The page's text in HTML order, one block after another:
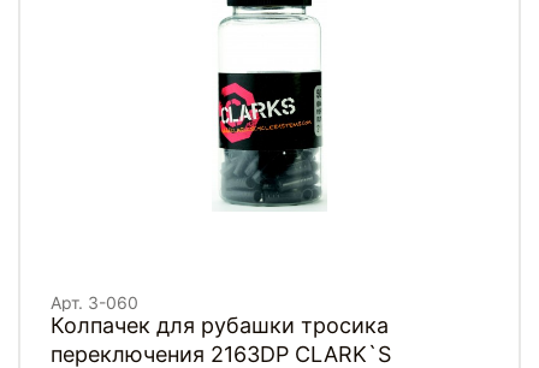
Арт. 3-060
Колпачек для рубашки тросика
переключения 2163DP СLARK`S